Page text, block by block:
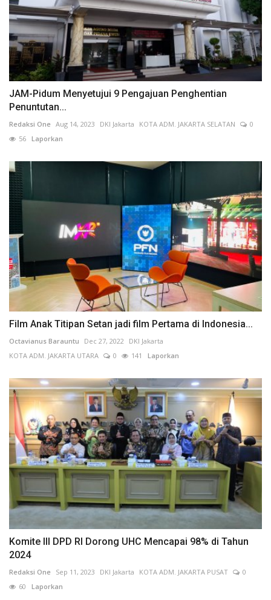
JAM-Pidum Menyetujui 9 Pengajuan Penghentian
Penuntutan...
Redaksi One Aug 14, 2023 DKI Jakarta KOTA ADM. JAKARTA SELATAN
0
56 Laporkan
Film Anak Titipan Setan jadi film Pertama di Indonesia...
Octavianus Barauntu Dec 27, 2022
DKI Jakarta
KOTA ADM. JAKARTA UTARA
0 141 Laporkan
Komite III DPD RI Dorong UHC Mencapai 98% di Tahun
2024
Redaksi One Sep 11, 2023 DKI Jakarta KOTA ADM. JAKARTA PUSAT
0
60 Laporkan